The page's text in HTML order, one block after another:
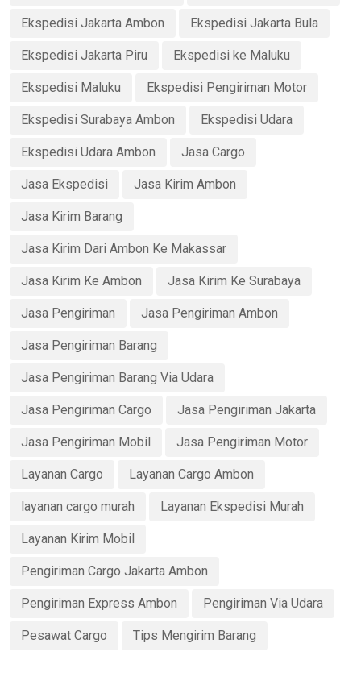
Ekspedisi Jakarta Ambon Ekspedisi Jakarta Bula
Ekspedisi Jakarta Piru Ekspedisi ke Maluku
Ekspedisi Maluku Ekspedisi Pengiriman Motor
Ekspedisi Surabaya Ambon Ekspedisi Udara
Ekspedisi Udara Ambon Jasa Cargo
Jasa Ekspedisi Jasa Kirim Ambon
Jasa Kirim Barang
Jasa Kirim Dari Ambon Ke Makassar
Jasa Kirim Ke Ambon Jasa Kirim Ke Surabaya
Jasa Pengiriman Jasa Pengiriman Ambon
Jasa Pengiriman Barang
Jasa Pengiriman Barang Via Udara
Jasa Pengiriman Cargo Jasa Pengiriman Jakarta
Jasa Pengiriman Mobil Jasa Pengiriman Motor
Layanan Cargo Layanan Cargo Ambon
layanan cargo murah Layanan Ekspedisi Murah
Layanan Kirim Mobil
Pengiriman Cargo Jakarta Ambon
Pengiriman Express Ambon Pengiriman Via Udara
Pesawat Cargo Tips Mengirim Barang